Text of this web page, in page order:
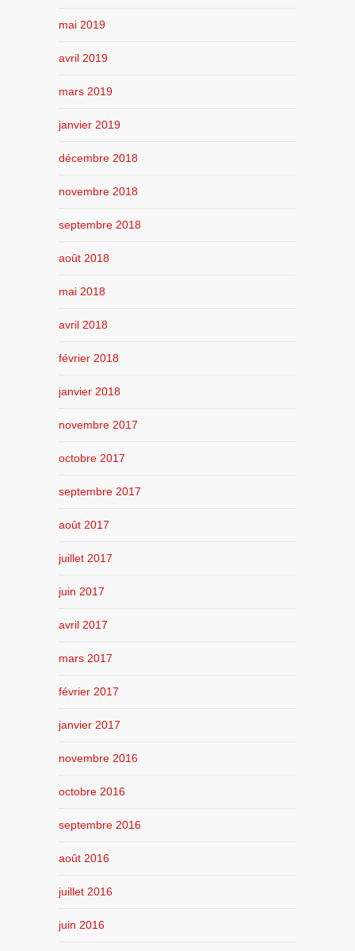
mai 2019
avril 2019
mars 2019
janvier 2019
décembre 2018
novembre 2018
septembre 2018
août 2018
mai 2018
avril 2018
février 2018
janvier 2018
novembre 2017
octobre 2017
septembre 2017
août 2017
juillet 2017
juin 2017
avril 2017
mars 2017
février 2017
janvier 2017
novembre 2016
octobre 2016
septembre 2016
août 2016
juillet 2016
juin 2016